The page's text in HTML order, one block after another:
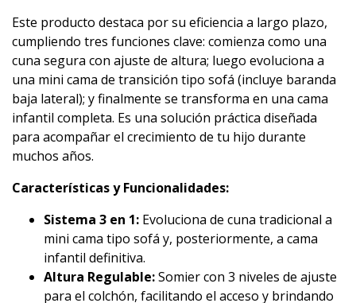
Este producto destaca por su eficiencia a largo plazo,
cumpliendo tres funciones clave: comienza como una
cuna segura con ajuste de altura; luego evoluciona a
una mini cama de transición tipo sofá (incluye baranda
baja lateral); y finalmente se transforma en una cama
infantil completa. Es una solución práctica diseñada
para acompañar el crecimiento de tu hijo durante
muchos años.
Características y Funcionalidades:
Sistema 3 en 1: Evoluciona de cuna tradicional a
mini cama tipo sofá y, posteriormente, a cama
infantil definitiva.
Altura Regulable:Somier con 3 niveles de ajuste
para el colchón, facilitando el acceso y brindando